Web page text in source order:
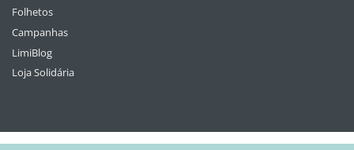
Folhetos
Campanhas
LimiBlog
Loja Solidária